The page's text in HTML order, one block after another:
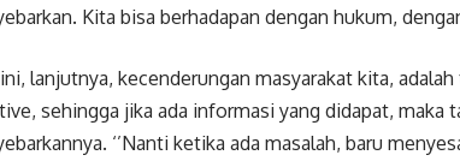
Kita bisa berhadapan dengan hukum,
lanjutnya, kecenderungan masyarakat kita,
sehingga jika ada informasi yang didapat, maka
‘’Nanti ketika ada masalah, baru